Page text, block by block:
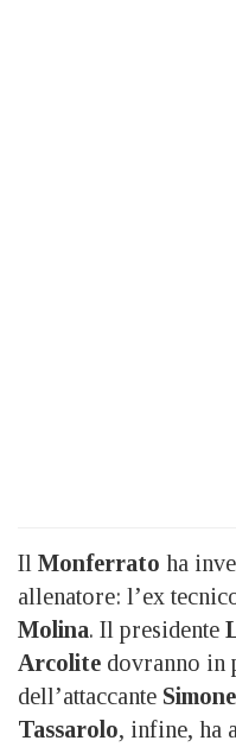
Il Monferrato ha
allenatore: l’ex
Molina. Il presidente
Arcolite dovranno in
dell’attaccante
Tassarolo, infine, ha